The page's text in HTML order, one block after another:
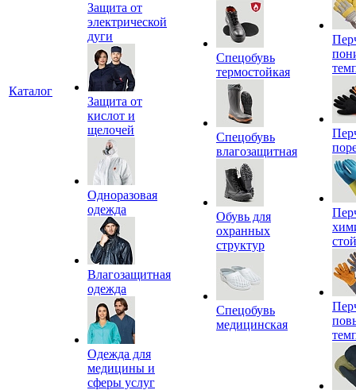
Каталог
Защита от
электрической
дуги
Защита от
кислот и
щелочей
Одноразовая
одежда
Влагозащитная
одежда
Одежда для
медицины и
сферы услуг
Спецобувь
термостойкая
Спецобувь
влагозащитная
Обувь для
охранных
структур
Спецобувь
медицинская